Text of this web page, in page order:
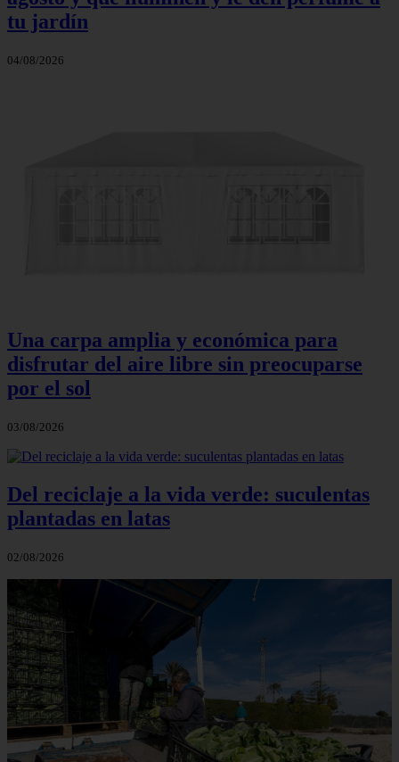
tu jardín
04/08/2026
Una carpa amplia y económica para
disfrutar del aire libre sin preocuparse
por el sol
03/08/2026
Del reciclaje a la vida verde: suculentas
plantadas en latas
02/08/2026